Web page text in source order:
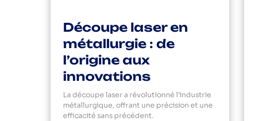
Découpe laser en
métallurgie : de
l’origine aux
innovations
La découpe laser a révolutionné l’industrie
métallurgique, offrant une précision et une
efficacité sans précédent.